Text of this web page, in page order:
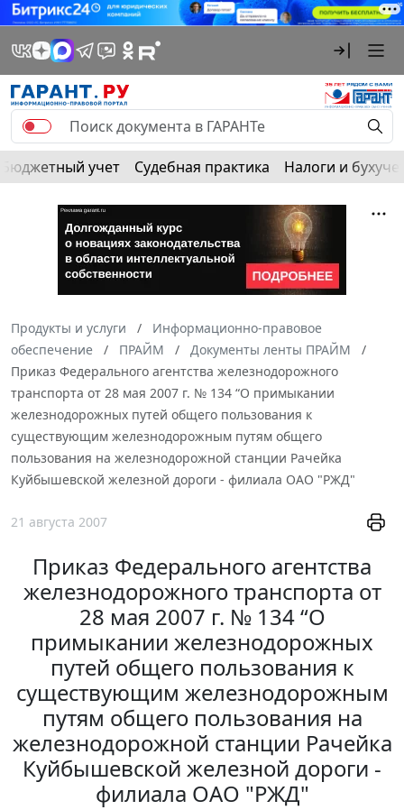
Бюджетный учет Судебная практика Налоги и
Продукты и услуги
Информационно-правовое
обеспечение
ПРАЙМ
Документы ленты ПРАЙМ
Приказ Федерального агентства железнодорожного
транспорта от 28 мая 2007 г. № 134 “О примыкании
железнодорожных путей общего пользования к
существующим железнодорожным путям общего
пользования на железнодорожной станции Рачейка
Куйбышевской железной дороги - филиала ОАО "РЖД"
21 августа 2007
Приказ Федерального агентства
железнодорожного транспорта от
28 мая 2007 г. № 134 “О
примыкании железнодорожных
путей общего пользования к
существующим железнодорожным
путям общего пользования на
железнодорожной станции Рачейка
Куйбышевской железной дороги -
филиала ОАО "РЖД"